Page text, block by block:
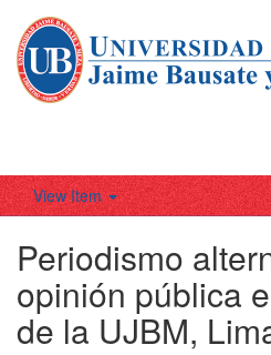
View Item
Periodismo
opinión pública
de la UJBM,